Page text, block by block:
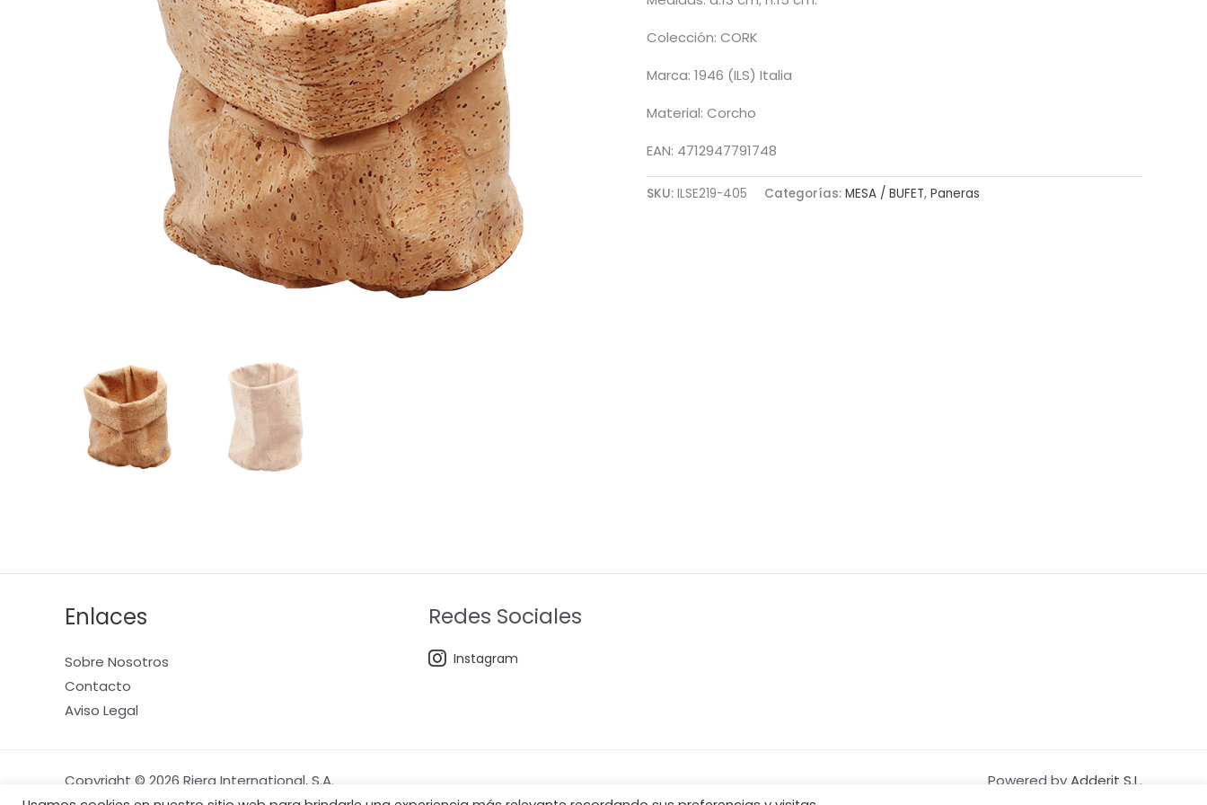
Colección: CORK
Marca: 1946 (ILS) Italia
Material: Corcho
EAN: 4712947791748
SKU: ILSE219-405 Categorías: MESA / BUFET, Paneras
Enlaces
Sobre Nosotros
Contacto
Aviso Legal
Redes Sociales
Instagram
Copyright © 2026 Riera International, S.A. Powered by Adderit S.L.